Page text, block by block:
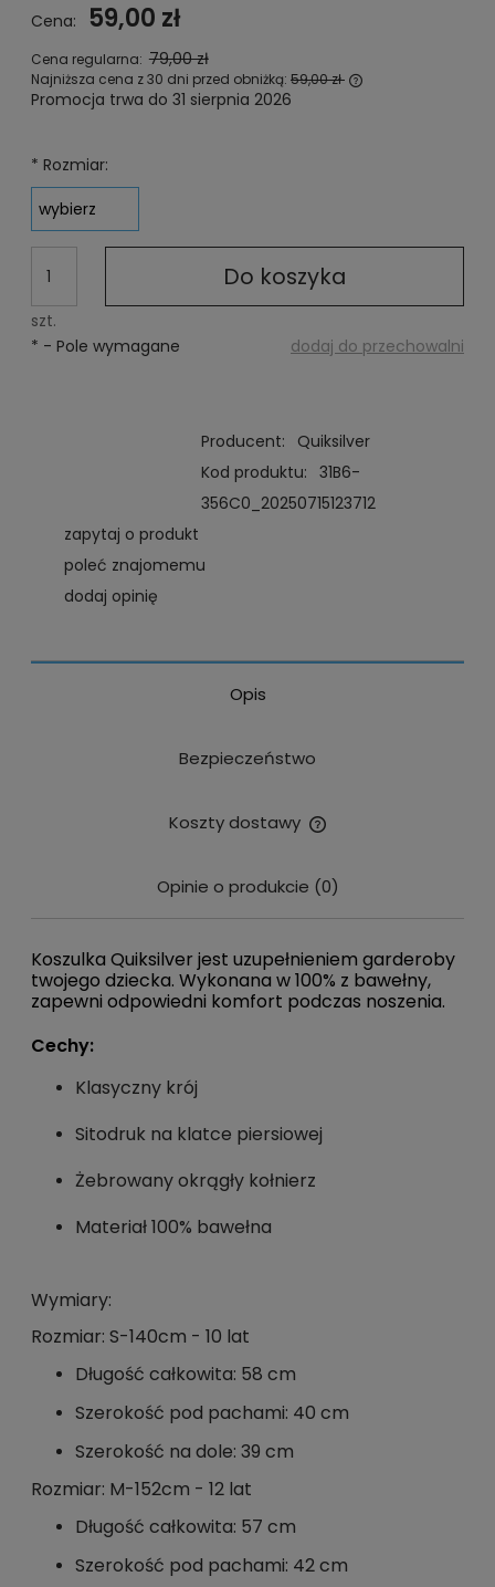
Cena:
59,00 zł
Cena regularna: 79,00 zł
Najniższa cena z 30 dni przed obniżką: 59,00 zł
Promocja trwa do 31 sierpnia 2026
* Rozmiar:
szt.
Do koszyka
dodaj do przechowalni
* - Pole wymagane
Producent:
Quiksilver
Kod produktu: 31B6-
356C0_20250715123712
zapytaj o produkt
poleć znajomemu
dodaj opinię
Opis
Bezpieczeństwo
Koszty dostawy
Opinie o produkcie (0)
Koszulka Quiksilver jest uzupełnieniem garderoby
twojego dziecka. Wykonana w 100% z bawełny,
zapewni odpowiedni komfort podczas noszenia.
Cechy:
Klasyczny krój
Sitodruk na klatce piersiowej
Żebrowany okrągły kołnierz
Materiał 100% bawełna
Wymiary:
Rozmiar: S-140cm - 10 lat
Długość całkowita: 58 cm
Szerokość pod pachami: 40 cm
Szerokość na dole: 39 cm
Rozmiar: M-152cm - 12 lat
Długość całkowita: 57 cm
Szerokość pod pachami: 42 cm